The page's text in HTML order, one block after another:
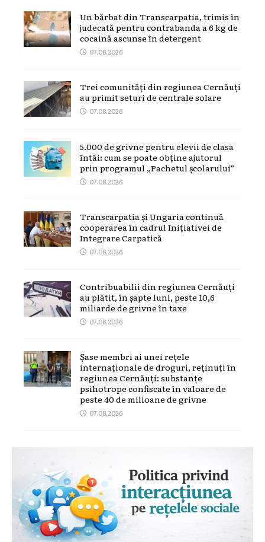
Un bărbat din Transcarpatia, trimis în
judecată pentru contrabanda a 6 kg de
cocaină ascunse în detergent
07.08.2026
Trei comunități din regiunea Cernăuți
au primit seturi de centrale solare
07.08.2026
5.000 de grivne pentru elevii de clasa
întâi: cum se poate obține ajutorul
prin programul „Pachetul școlarului”
07.08.2026
Transcarpatia și Ungaria continuă
cooperarea în cadrul Inițiativei de
Integrare Carpatică
07.08.2026
Contribuabilii din regiunea Cernăuți
au plătit, în șapte luni, peste 10,6
miliarde de grivne în taxe
07.08.2026
Șase membri ai unei rețele
internaționale de droguri, reținuți în
regiunea Cernăuți: substanțe
psihotrope confiscate în valoare de
peste 40 de milioane de grivne
07.08.2026